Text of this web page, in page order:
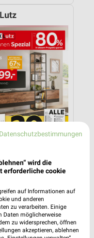
25,2 km
Spezial
Datenschutzbestimmungen
wird die
erforderliche cookie
auf Informationen auf
und anderen
zu verarbeiten. Einige
Daten möglicherweise
zu widersprechen, öffnen
akzeptieren, ablehnen